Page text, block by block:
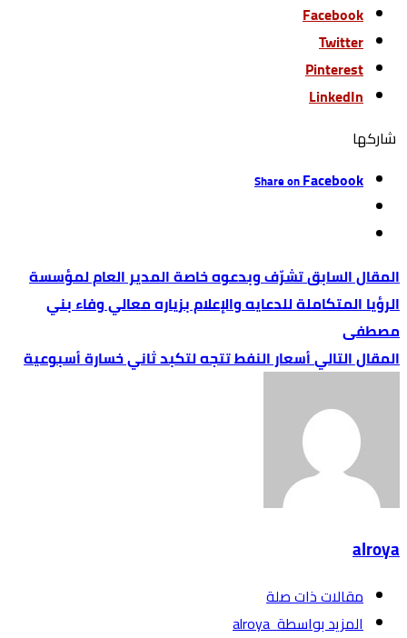
Facebook
Twitter
Pinterest
LinkedIn
‫‫ شاركها‬
Share onFacebook
تشرّف وبدعوه خاصة المدير العام لمؤسسة
الرؤيا المتكاملة للدعايه والإعلام بزياره معالي وفاء بني
مصطفى
أسعار النفط تتجه لتكبد ثاني خسارة أسبوعية
alroya
‫مقالات ذات صلة‬
‫‫المزيد بواسطة‬ ‬ alroya